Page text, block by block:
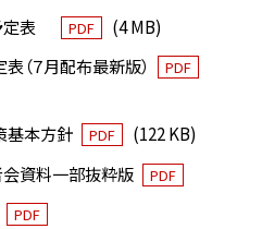
定表
PDF
(4 MB)
７月配布最新版）
PDF
基本方針
PDF
(122 KB)
資料一部抜粋版
PDF
PDF